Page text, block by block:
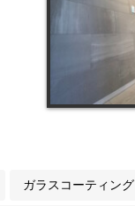
ガラスコーティング